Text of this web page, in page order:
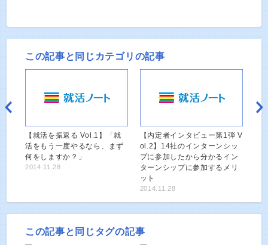
この記事と同じカテゴリの記事
【就活を振返る Vol.1】「就
活をもう一度やるなら、まず
何をしますか？」
2014.11.28
【内定者インタビュー第1弾 V
ol.2】14社のインターンシッ
プに参加したから分かるイン
ターンシップに参加するメリ
ット
2014.11.28
この記事と同じタグの記事